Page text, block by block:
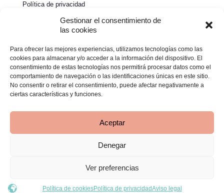
Gestionar el consentimiento de
las cookies
Para ofrecer las mejores experiencias, utilizamos tecnologías como las
cookies para almacenar y/o acceder a la información del dispositivo. El
consentimiento de estas tecnologías nos permitirá procesar datos como el
comportamiento de navegación o las identificaciones únicas en este sitio.
No consentir o retirar el consentimiento, puede afectar negativamente a
ciertas características y funciones.
Aceptar
Denegar
Ver preferencias
Política de cookiesPolítica de privacidadAviso legal
Política de privacidad
Política de cookies
Declaración de accesibilidad
Desarrollado porTOOOLS